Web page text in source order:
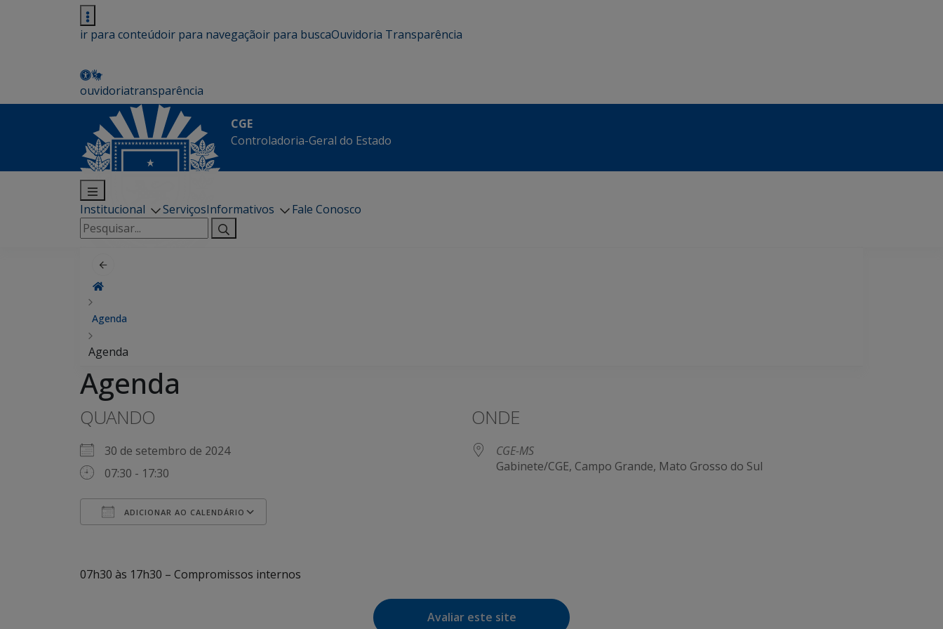
ir para conteúdoir para navegaçãoir para buscaOuvidoria Transparência
ouvidoriatransparência
CGE
Controladoria-Geral do Estado
Institucional ServiçosInformativos
Fale Conosco
Pesquisar
por:
Agenda
Agenda
Agenda
QUANDO
30 de setembro de 2024
07:30 - 17:30
ADICIONAR AO CALENDÁRIO
ONDE
CGE-MS
Gabinete/CGE, Campo Grande, Mato Grosso do Sul
07h30 às 17h30 – Compromissos internos
Avaliar este site